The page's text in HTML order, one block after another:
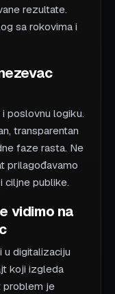
rezultate.
sa rokovima i
poslovnu logiku.
transparentan
faze rasta. Ne
prilagođavamo
ciljne publike.
vidimo na
u digitalizaciju
koji izgleda
problem je